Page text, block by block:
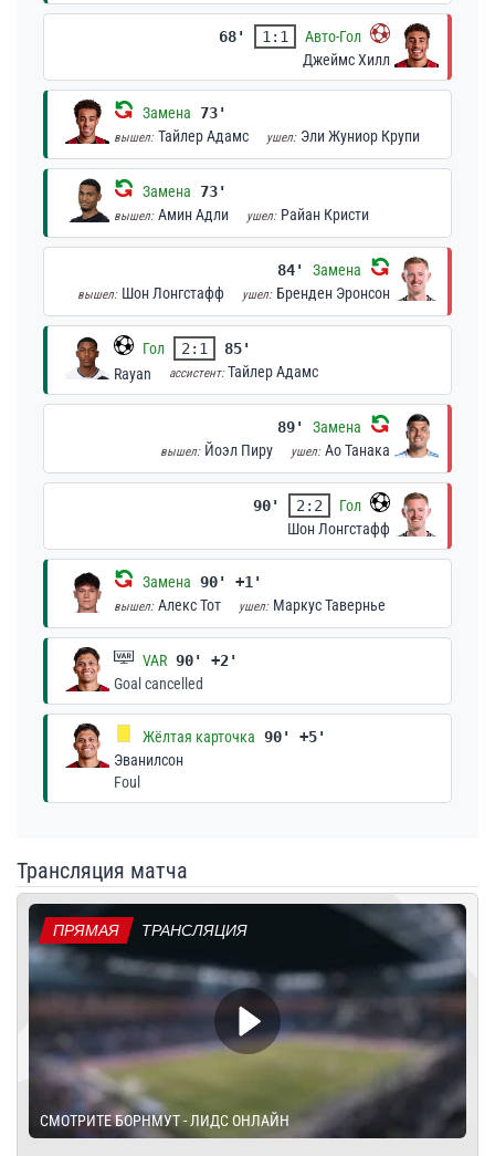
68' 1:1
Авто-Гол
Джеймс Хилл
Замена 73'
вышел: Тайлер Адамс ушел: Эли Жуниор Крупи
Замена 73'
вышел: Амин Адли ушел: Райан Кристи
84' Замена
вышел: Шон Лонгстафф ушел: Бренден Эронсон
Гол 2:1
85'
Rayan
ассистент:Тайлер Адамс
89' Замена
вышел: Йоэл Пиру ушел: Ао Танака
90' 2:2
Гол
Шон Лонгстафф
Замена 90' +1'
вышел: Алекс Тот ушел: Маркус Тавернье
VAR 90' +2'
Goal cancelled
Жёлтая карточка 90' +5'
Эванилсон
Foul
Трансляция матча
ПРЯМАЯ ТРАНСЛЯЦИЯ
СМОТРИТЕ БОРНМУТ - ЛИДС ОНЛАЙН